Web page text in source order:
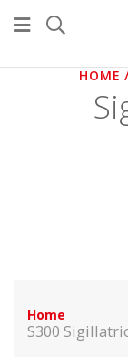
HOME
Home
S300